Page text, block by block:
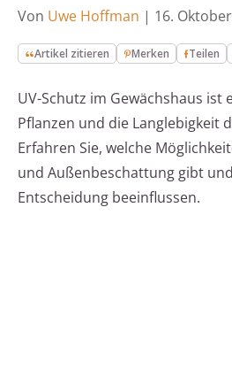
Von Uwe Hoffman | 16.
Artikel zitieren Merken Teilen
UV-Schutz im Gewächshaus ist
Pflanzen und die Langlebigkeit
Erfahren Sie, welche
und Außenbeschattung gibt
Entscheidung beeinflussen.